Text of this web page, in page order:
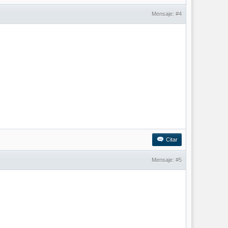
Mensaje: #4
Citar
Mensaje: #5